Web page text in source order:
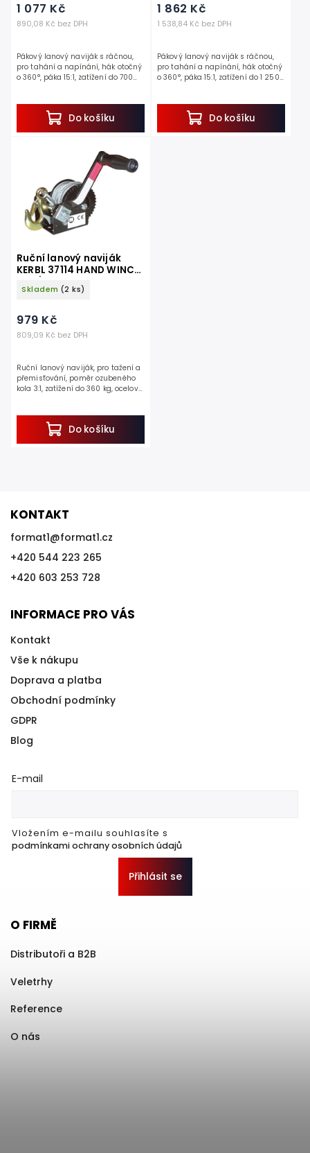
890,08 Kč bez DPH
1 077 Kč
Do košíku
Pákový lanový naviják s ráčnou,
pro tahání a napínání, hák otočný
o 360°, páka 15:1, zatížení do 700
1 538,84 Kč bez DPH
1 862 Kč
Do košíku
Pákový lanový naviják s ráčnou,
pro tahání a napínání, hák otočný
o 360°, páka 15:1, zatížení do 1 250
Ruční lanový naviják
KERBL 37114 HAND WINCH
10m/360kg
Skladem (2 ks)
809,09 Kč bez DPH
979 Kč
Do košíku
Ruční lanový naviják, pro tažení a
přemisťování, poměr ozubeného
kola 3:1, zatížení do 360 kg, ocelové
spolehlivost s...
KONTAKT
format1@format1.cz
+420 544 223 265
+420 603 253 728
INFORMACE PRO VÁS
Kontakt
Vše k nákupu
Doprava a platba
Obchodní podmínky
GDPR
Blog
E-mail
Vložením e-mailu souhlasíte s
podmínkami ochrany osobních údajů
Přihlásit se
O FIRMĚ
Distributoři a B2B
Veletrhy
Reference
O nás